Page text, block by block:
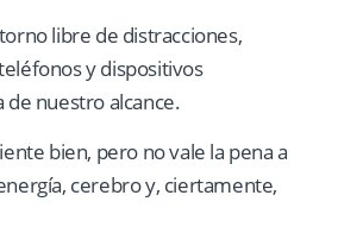
libre de distracciones,
y dispositivos
nuestro alcance.
bien, pero no vale la pena a
cerebro y, ciertamente,